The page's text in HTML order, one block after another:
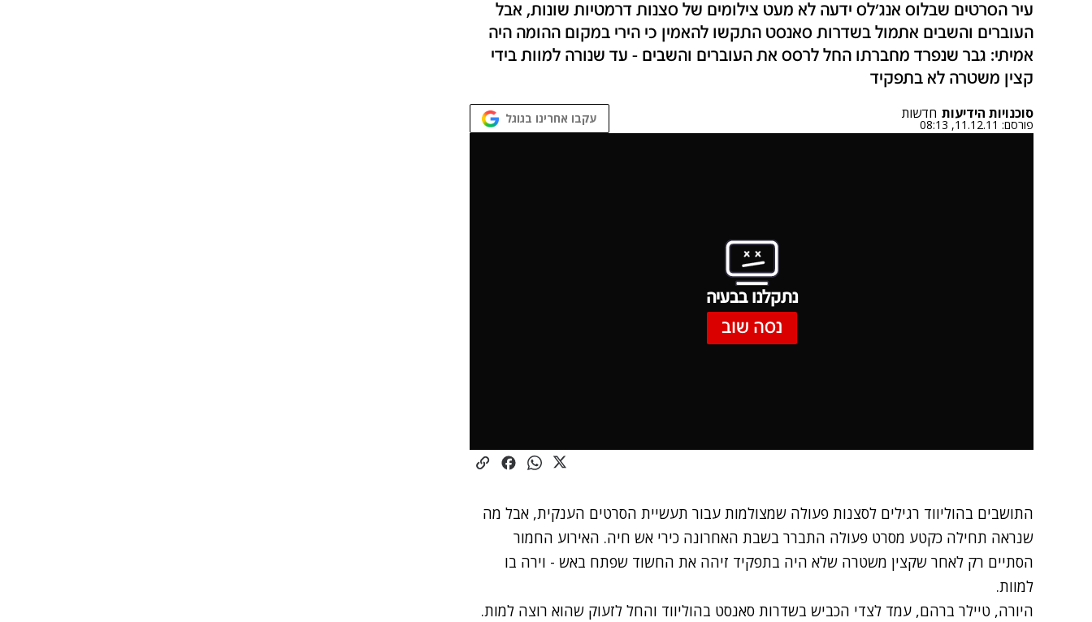
עיר הסרטים שבלוס אנג'לס ידעה לא מעט צילומים של סצנות דרמטיות שונות, אבל
העוברים והשבים אתמול בשדרות סאנסט התקשו להאמין כי הירי במקום ההומה היה
אמיתי: גבר שנפרד מחברתו החל לרסס את העוברים והשבים - עד שנורה למוות בידי
קצין משטרה לא בתפקיד
סוכנויות הידיעות חדשות
פורסם: 11.12.11, 08:13 עקבו אחרינו בגוגל
נתקלנו בבעיה
נסה שוב
התושבים בהוליווד רגילים לסצנות פעולה שמצולמות עבור תעשיית הסרטים הענקית, אבל מה
שנראה תחילה כקטע מסרט פעולה התברר בשבת האחרונה כירי אש חיה. האירוע החמור
הסתיים רק לאחר שקצין משטרה שלא היה בתפקיד זיהה את החשוד שפתח באש - וירה בו
למוות.
היורה, טיילר ברהם, עמד לצדי הכביש בשדרות סאנסט בהוליווד והחל לזעוק שהוא רוצה למות.